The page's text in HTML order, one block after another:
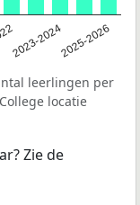
2023-20242025-2026
leerlingen per
locatie
Zie de